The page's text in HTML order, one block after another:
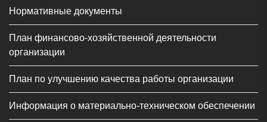
Нормативные документы
План финансово-хозяйственной деятельности
организации
План по улучшению качества работы организации
Информация о материально-техническом обеспечении